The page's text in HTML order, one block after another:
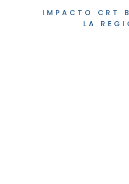
IMPACTO CRT
LA